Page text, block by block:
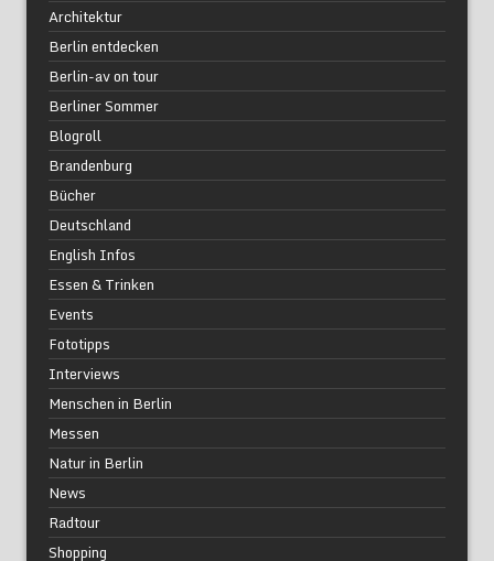
Architektur
Berlin entdecken
Berlin-av on tour
Berliner Sommer
Blogroll
Brandenburg
Bücher
Deutschland
English Infos
Essen & Trinken
Events
Fototipps
Interviews
Menschen in Berlin
Messen
Natur in Berlin
News
Radtour
Shopping